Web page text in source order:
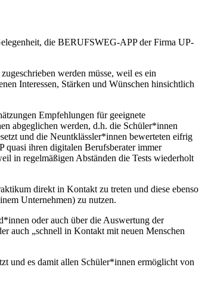
die BERUFSWEG-APP der Firma UP-
werden müsse, weil es ein
Interessen, Stärken und Wünschen hinsichtlich
Empfehlungen für geeignete
abgeglichen werden, d.h. die Schüler*innen
und die Neuntklässler*innen bewerteten eifrig
quasi ihren digitalen Berufsberater immer
in regelmäßigen Abständen die Tests wiederholt
direkt in Kontakt zu treten und diese ebenso
Unternehmen) zu nutzen.
oder auch über die Auswertung der
auch „schnell in Kontakt mit neuen Menschen
und es damit allen Schüler*innen ermöglicht von